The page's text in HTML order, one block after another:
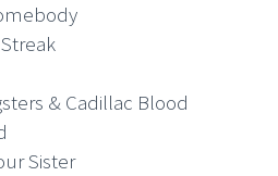
& Cadillac Blood
Sister